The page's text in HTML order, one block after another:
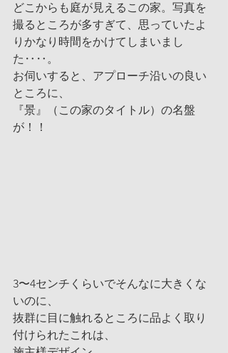
どこからも庭が見えるこの家。写真を
撮るところが多すぎて、思っていたよ
りかなり時間をかけてしまいまし
た‥‥。
お伺いすると、アプローチ沿いの良い
ところに、
『景』（この家のタイトル）の名盤
が！！
3〜4センチくらいでそんなに大きくな
いのに、
抜群に目に触れるところに品よく取り
付けられたこれは、